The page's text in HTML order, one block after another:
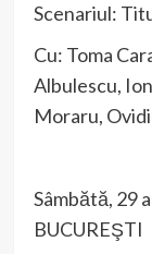
Scenariul:
Cu: Toma
Albulescu,
Moraru,
Sâmbătă, 29
BUCUREŞTI